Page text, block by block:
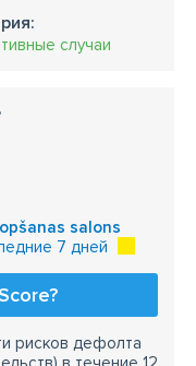
случаи
salons
7 дней
рисков дефолта